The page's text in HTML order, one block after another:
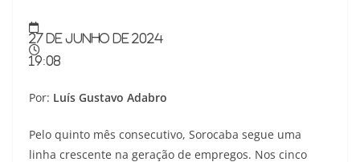
27 de junho de 2024
19:08
Por: Luís Gustavo Adabro
Pelo quinto mês consecutivo, Sorocaba segue uma
linha crescente na geração de empregos. Nos cinco